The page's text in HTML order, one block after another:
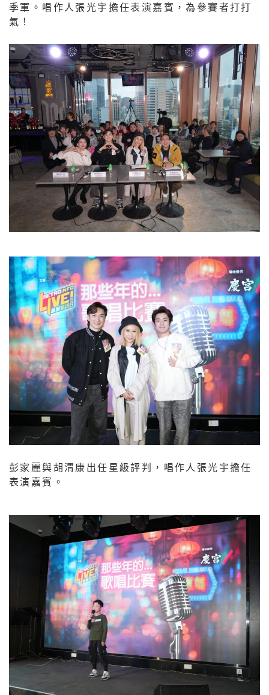
季軍。唱作人張光宇擔任表演嘉賓，為參賽者打打
氣！
彭家麗與胡渭康出任星級評判，唱作人張光宇擔任
表演嘉賓。